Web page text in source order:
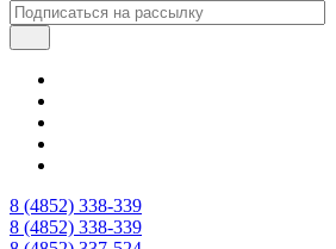
8 (4852) 338-339
8 (4852) 338-339